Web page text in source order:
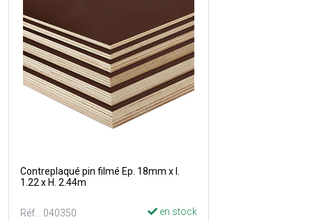
Contreplaqué pin filmé Ep. 18mm x l.
1.22 x H. 2.44m
Réf. : 040350 en stock